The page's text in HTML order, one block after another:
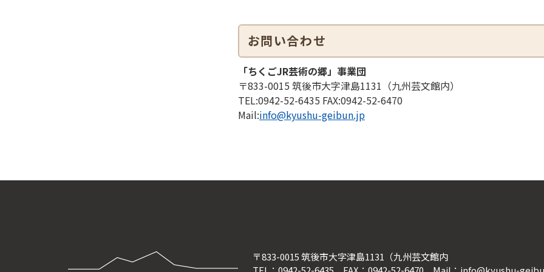
お問い合わせ
「ちくごJR芸術の郷」事業団
〒833-0015 筑後市大字津島1131（九州芸文館内）
TEL:0942-52-6435 FAX:0942-52-6470
Mail:info@kyushu-geibun.jp
〒833-0015 筑後市大字津島1131（九州芸文館内